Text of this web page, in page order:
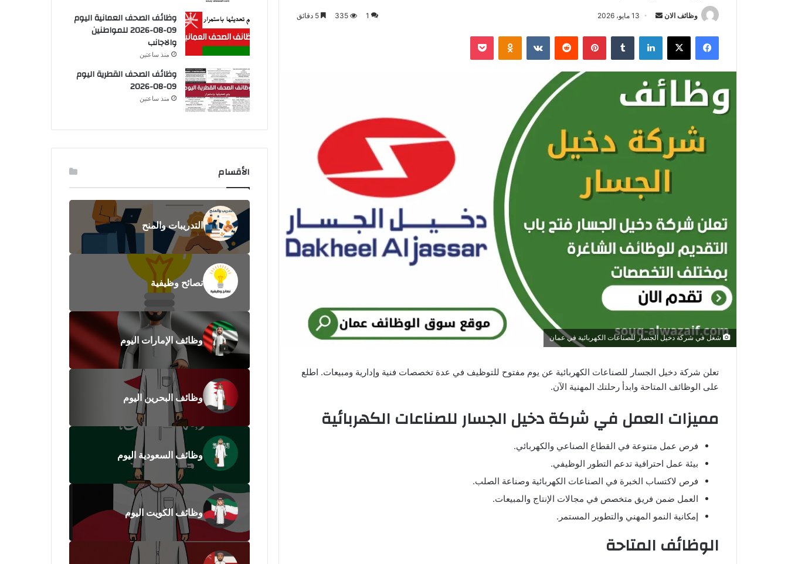
وظائف الان
س
ل
ب
ي
ا
إ
ل
ك
ا
13 مايو، 2026 1
335
فيسبوك لينكدإن بينتيريست
شغل في شركة دخيل الجسار للصناعات الكهربائية في عمان
تعلن شركة دخيل الجسار للصناعات الكهربائية عن يوم مفتوح للتوظيف في عدة تخصصات فنية وإدارية ومبيعات. اطلع
على الوظائف المتاحة وابدأ رحلتك المهنية الآن.
مميزات العمل في شركة دخيل الجسار للصناعات الكهربائية
فرص عمل متنوعة في القطاع الصناعي والكهربائي.
بيئة عمل احترافية تدعم التطور الوظيفي.
فرص لاكتساب الخبرة في الصناعات الكهربائية وصناعة الصلب.
العمل ضمن فريق متخصص في مجالات الإنتاج والمبيعات.
إمكانية النمو المهني والتطوير المستمر.
الوظائف المتاحة
وظائف الصحف العمانية اليوم
09-08-2026 للمواطنين
والاجانب
منذ ساعتين
وظائف الصحف القطرية اليوم
09-08-2026
منذ ساعتين
الأقسام
التدريبات والمنح
نصائح وظيفية
وظائف الإمارات اليوم
وظائف البحرين اليوم
وظائف السعودية اليوم
وظائف الكويت اليوم